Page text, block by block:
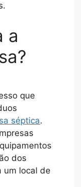
a
que
séptica.
dos
um local de